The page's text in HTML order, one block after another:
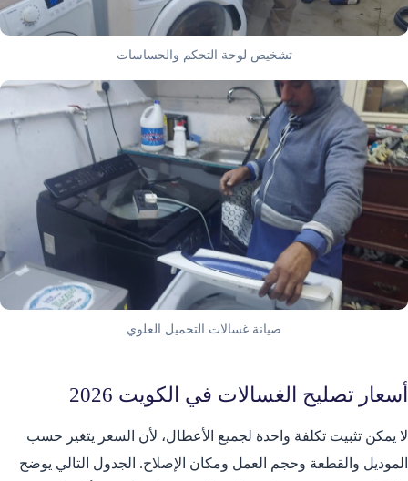
تشخيص لوحة التحكم والحساسات
صيانة غسالات التحميل العلوي
أسعار تصليح الغسالات في الكويت 2026
لا يمكن تثبيت تكلفة واحدة لجميع الأعطال، لأن السعر يتغير حسب
الموديل والقطعة وحجم العمل ومكان الإصلاح. الجدول التالي يوضح